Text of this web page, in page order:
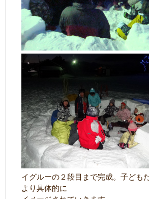
イグルーの２段目まで完成。子ども
より具体的に